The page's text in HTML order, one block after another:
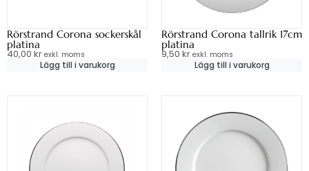
Rörstrand Corona sockerskål
platina
40,00 kr exkl. moms
Lägg till i varukorg
Rörstrand Corona tallrik 17cm
platina
9,50 kr exkl. moms
Lägg till i varukorg